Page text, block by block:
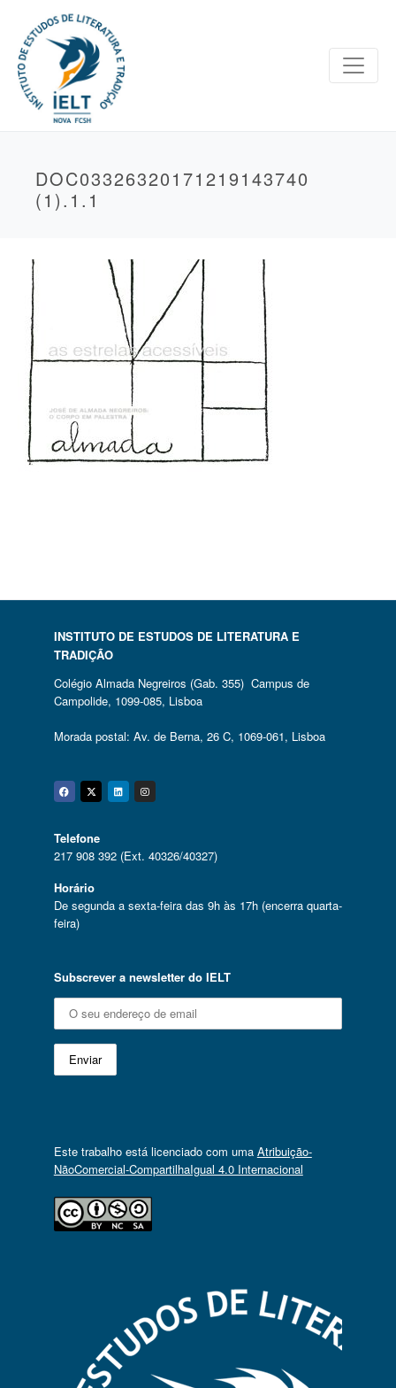
DOC03326320171219143740
(1).1.1
INSTITUTO DE ESTUDOS DE LITERATURA E
TRADIÇÃO
Colégio Almada Negreiros (Gab. 355) Campus de
Campolide, 1099-085, Lisboa
Morada postal: Av. de Berna, 26 C, 1069-061, Lisboa
Facebook
Twitter
Linkedin
Instagram
Telefone
217 908 392 (Ext. 40326/40327)
Horário
De segunda a sexta-feira das 9h às 17h (encerra quarta-
feira)
Subscrever a newsletter do IELT
Este trabalho está licenciado com uma Atribuição-
NãoComercial-CompartilhaIgual 4.0 Internacional